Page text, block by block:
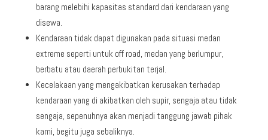
barang melebihi kapasitas standard dari kendaraan yang
disewa.
Kendaraan tidak dapat digunakan pada situasi medan
extreme seperti untuk off road, medan yang berlumpur,
berbatu atau daerah perbukitan terjal.
Kecelakaan yang mengakibatkan kerusakan terhadap
kendaraan yang di akibatkan oleh supir, sengaja atau tidak
sengaja, sepenuhnya akan menjadi tanggung jawab pihak
kami, begitu juga sebaliknya.